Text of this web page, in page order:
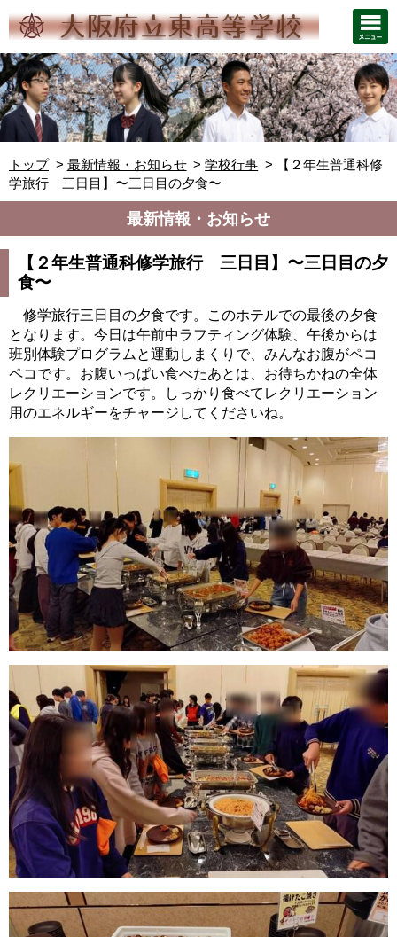
トップ 最新情報・お知らせ 学校行事
【２年生普通科修
学旅行 三日目】〜三日目の夕食〜
最新情報・お知らせ
【２年生普通科修学旅行 三日目】〜三日目の夕
食〜
修学旅行三日目の夕食です。このホテルでの最後の夕食
となります。今日は午前中ラフティング体験、午後からは
班別体験プログラムと運動しまくりで、みんなお腹がペコ
ペコです。お腹いっぱい食べたあとは、お待ちかねの全体
レクリエーションです。しっかり食べてレクリエーション
用のエネルギーをチャージしてくださいね。